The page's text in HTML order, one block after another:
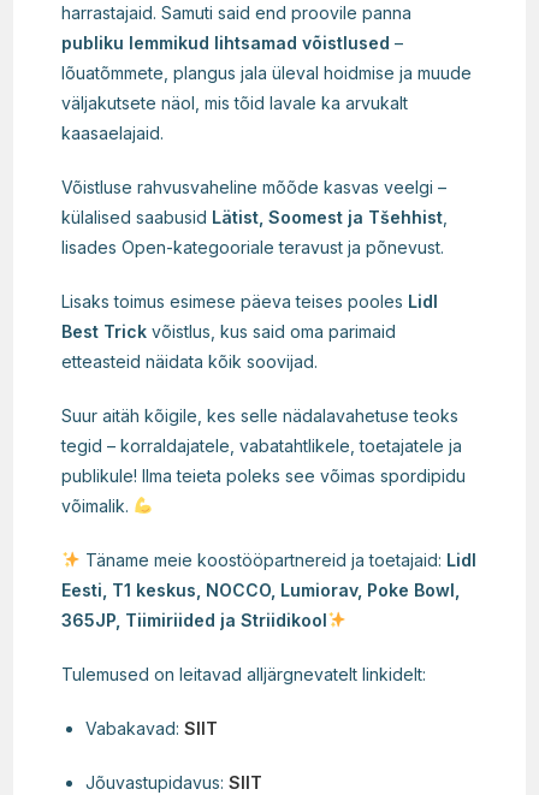
harrastajaid. Samuti said end proovile panna
publiku lemmikud lihtsamad võistlused –
lõuatõmmete, plangus jala üleval hoidmise ja muude
väljakutsete näol, mis tõid lavale ka arvukalt
kaasaelajaid.
Võistluse rahvusvaheline mõõde kasvas veelgi –
külalised saabusid Lätist, Soomest ja Tšehhist
lisades Open-kategooriale teravust ja põnevust.
Lisaks toimus esimese päeva teises pooles Lidl
Best Trickvõistlus, kus said oma parimaid
etteasteid näidata kõik soovijad.
Suur aitäh kõigile, kes selle nädalavahetuse teoks
tegid – korraldajatele, vabatahtlikele, toetajatele ja
publikule! Ilma teieta poleks see võimas spordipidu
võimalik.
Täname meie koostööpartnereid ja toetajaid: Lidl
Eesti, T1 keskus, NOCCO, Lumiorav, Poke Bowl,
365JP, Tiimiriided ja Striidikool
Tulemused on leitavad alljärgnevatelt linkidelt:
Vabakavad:SIIT
Jõuvastupidavus:SIIT